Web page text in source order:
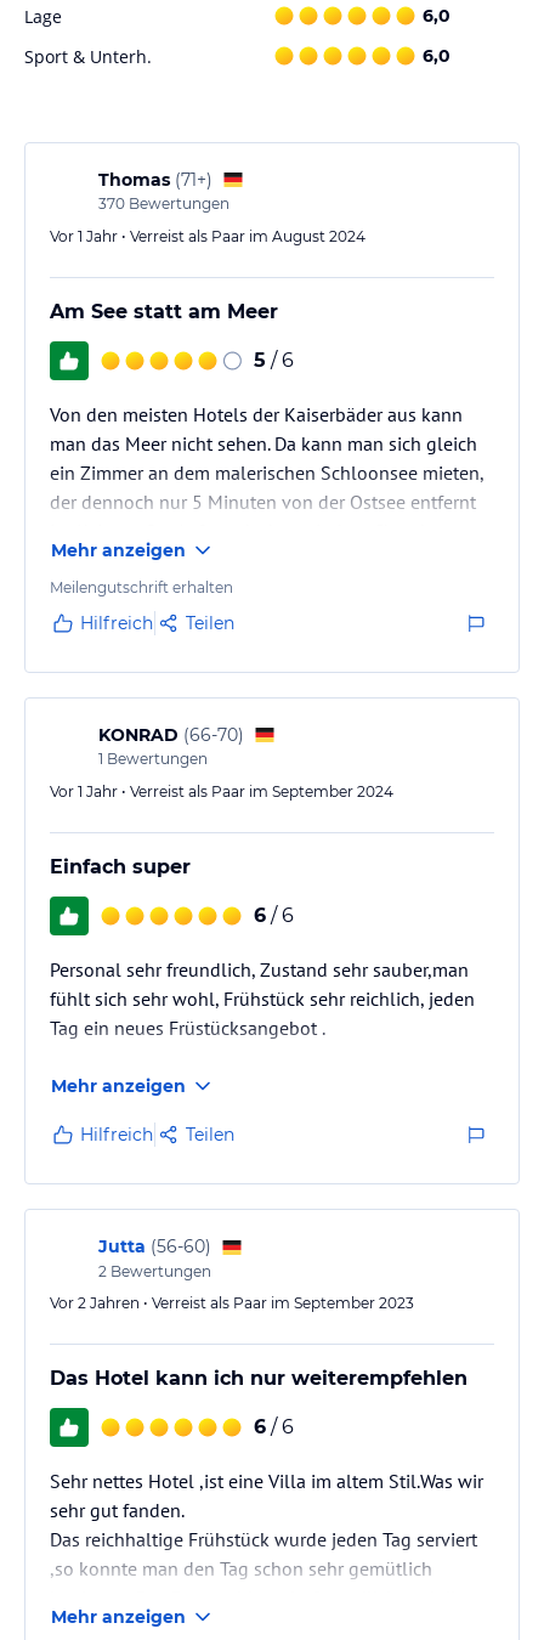
Sie die gemütliche Weinstube besuchen. Hier können Sie
verbringen.
Das Hotel Schloonsee Garni bietet seinen Gästen auch ein
umfangreiches Sport- und Freizeitangebot. Der Wellnessbereich
verfügt über eine Sauna im Hundertwasser-Design, einen
Whirlpool und ein Solarium. Hier können Sie sich entspannen und
neue Energie tanken. Darüber hinaus gibt es eine gemütliche
Bibliothek in warmen Rottönen, in der Sie in Ruhe schmökern
können.
Hinweis: Verfasst von HolidayCheck mit Hilfe von KI. Alle
Angaben ohne Gewähr. Bitte lies vor der Buchung die
Lage 6,0
Sport & Unterh. 6,0
Thomas (71+)
370 Bewertungen
Vor 1 Jahr • Verreist als Paar im August 2024
Am See statt am Meer
5 / 6
Von den meisten Hotels der Kaiserbäder aus kann
man das Meer nicht sehen. Da kann man sich gleich
ein Zimmer an dem malerischen Schloonsee mieten,
der dennoch nur 5 Minuten von der Ostsee entfernt
einer Privatpension, gemütlich und ruhig, aber in
unmittelbarer Nachbarschaft zum Zentrum von
Bansin mit seinen Restaurants und mit
Mehr anzeigen
Meilengutschrift erhalten
Hilfreich Teilen
KONRAD (66-70)
1 Bewertungen
Vor 1 Jahr • Verreist als Paar im September 2024
Einfach super
6 / 6
Personal sehr freundlich, Zustand sehr sauber,man
fühlt sich sehr wohl, Frühstück sehr reichlich, jeden
Tag ein neues Früstücksangebot .
Mehr anzeigen
Hilfreich Teilen
Jutta (56-60)
2 Bewertungen
Vor 2 Jahren • Verreist als Paar im September 2023
Das Hotel kann ich nur weiterempfehlen
6 / 6
Sehr nettes Hotel ,ist eine Villa im altem Stil.Was wir
sehr gut fanden.
Das reichhaltige Frühstück wurde jeden Tag serviert
,so konnte man den Tag schon sehr gemütlich
Zimmer sehr sauber.
Mehr anzeigen